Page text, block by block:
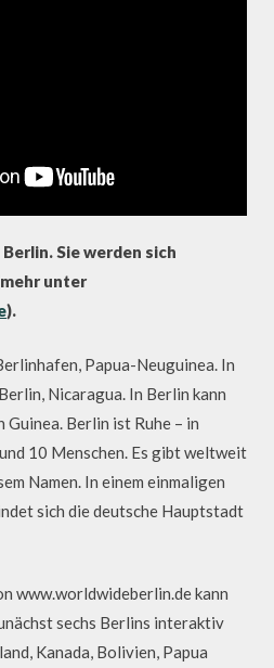
Sie werden sich
unter
).
Papua-Neuguinea. In
Nicaragua. In Berlin kann
Guinea. Berlin ist Ruhe – in
10 Menschen. Es gibt weltweit
Namen. In einem einmaligen
sich die deutsche Hauptstadt
www.worldwideberlin.de kann
sechs Berlins interaktiv
Kanada, Bolivien, Papua